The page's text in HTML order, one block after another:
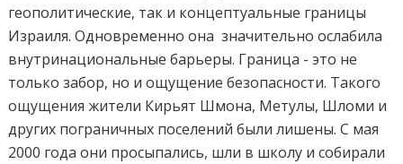
геополитические, так и концептуальные границы
Израиля. Одновременно она значительно ослабила
внутринациональные барьеры. Граница - это не
только забор, но и ощущение безопасности. Такого
ощущения жители Кирьят Шмона, Метулы, Шломи и
других пограничных поселений были лишены. С мая
2000 года они просыпались, шли в школу и собирали